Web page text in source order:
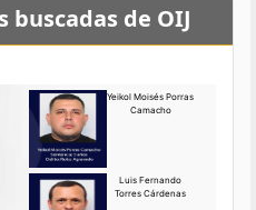
Persona requerida
La Delegación Regional de Santa
Requerido OIJ Puntarenas:
2069-2026
Agosto 03, 2026
Persona requerida
buscadas de OIJ